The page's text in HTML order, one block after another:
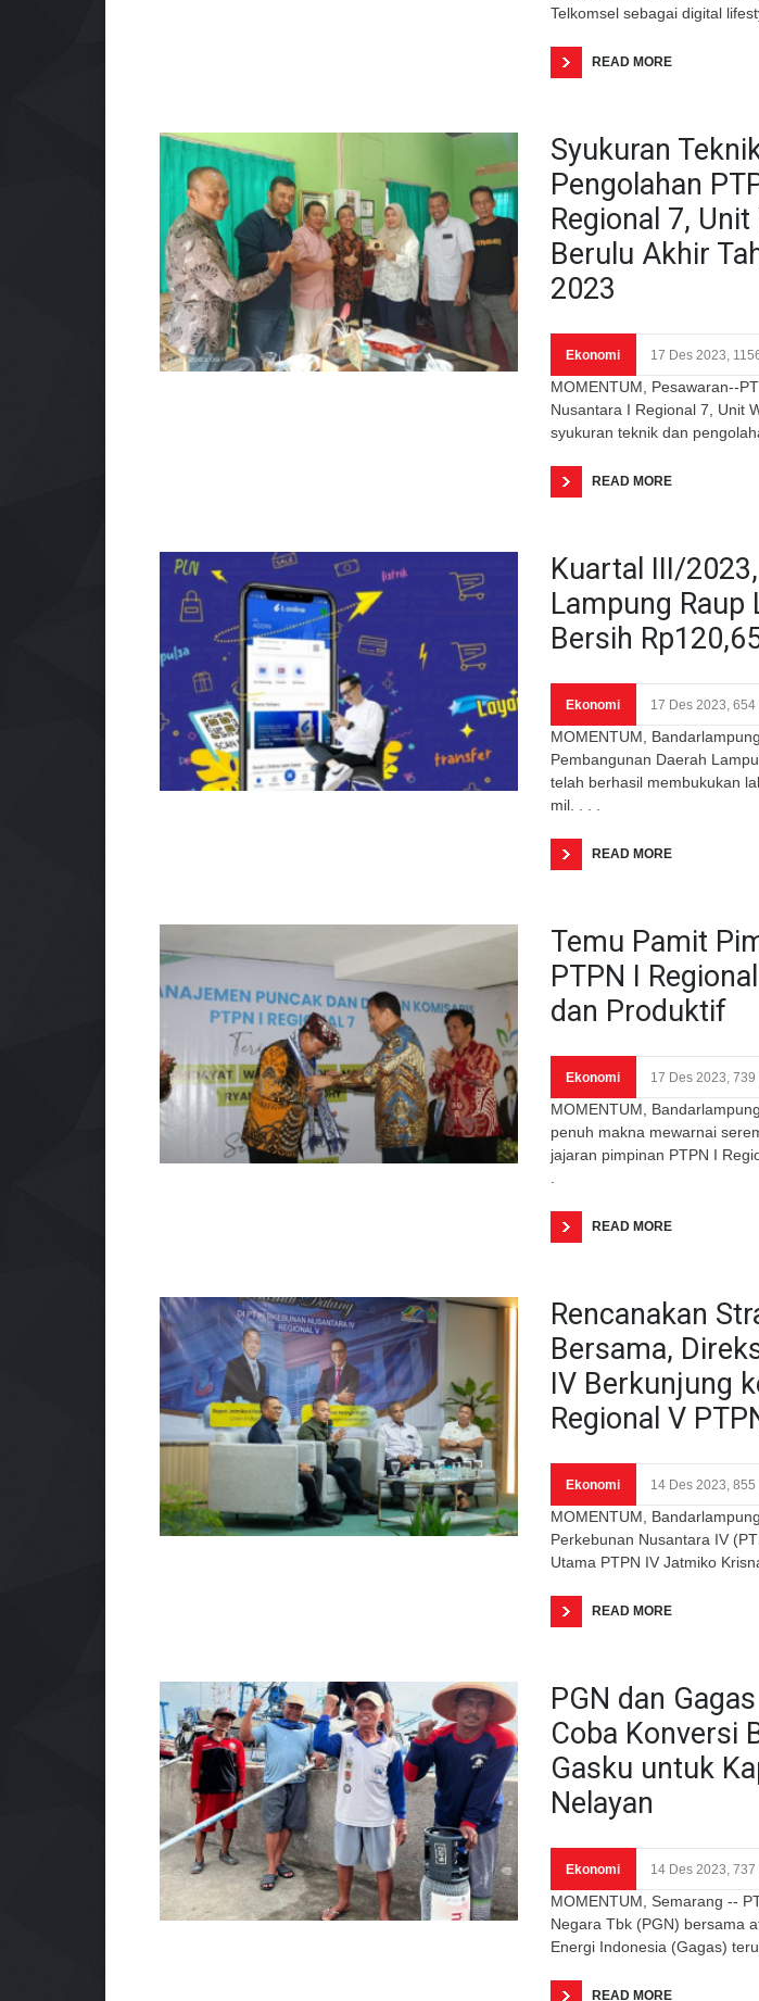
Telkomsel sebagai digital
READ MORE
Syukuran
Pengolahan
Regional 7, Unit
Berulu Akhir
2023
Ekonomi 17 Des 2023,
MOMENTUM, Pesawaran--
Nusantara I Regional 7, Unit
syukuran teknik dan
READ MORE
Kuartal III/
Lampung Raup
Bersih
Ekonomi 17 Des 2023, 654
MOMENTUM,
Pembangunan Daerah
telah berhasil membukukan
mil. . . .
READ MORE
Temu Pamit
PTPN I
dan Produktif
Ekonomi 17 Des 2023, 739
MOMENTUM,
penuh makna mewarnai
jajaran pimpinan PTPN I
READ MORE
Rencanakan
Bersama,
IV Berkunjung
Regional V
Ekonomi 14 Des 2023, 855
MOMENTUM,
Perkebunan Nusantara IV
Utama PTPN IV Jatmiko
READ MORE
PGN dan
Coba Konversi
Gasku untuk
Nelayan
Ekonomi 14 Des 2023, 737
MOMENTUM, Semarang --
Negara Tbk (PGN) bersama
Energi Indonesia (Gagas)
READ MORE